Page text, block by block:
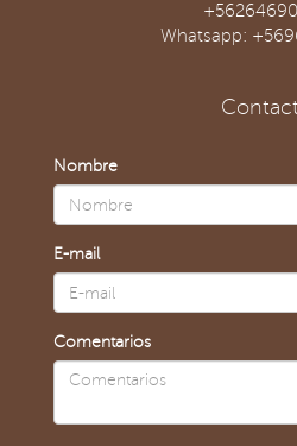
Whatsapp:
Nombre
E-mail
Comentarios